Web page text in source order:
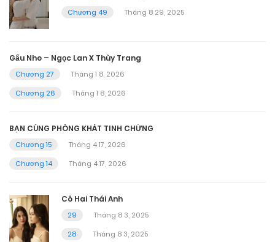
Chương 49
Tháng 8 29, 2025
Gấu Nho – Ngọc Lan X Thùy Trang
Chương 27
Tháng 1 8, 2026
Chương 26
Tháng 1 8, 2026
BẠN CÙNG PHÒNG KHÁT TINH CHỨNG
Chương 15
Tháng 4 17, 2026
Chương 14
Tháng 4 17, 2026
Cô Hai Thái Anh
29
Tháng 8 3, 2025
28
Tháng 8 3, 2025